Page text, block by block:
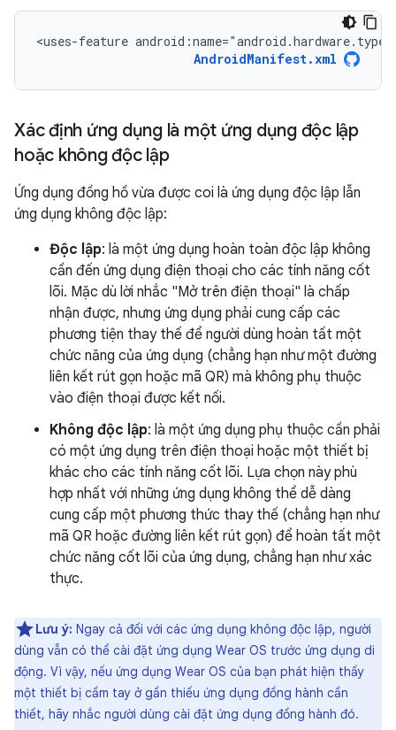
<uses-feature
AndroidManifest.xml
Xác định ứng dụng là một ứng dụng độc lập
hoặc không độc lập
Ứng dụng đồng hồ vừa được coi là ứng dụng độc lập lẫn
ứng dụng không độc lập:
Độc lập: là một ứng dụng hoàn toàn độc lập không
cần đến ứng dụng điện thoại cho các tính năng cốt
lõi. Mặc dù lời nhắc "Mở trên điện thoại" là chấp
nhận được, nhưng ứng dụng phải cung cấp các
phương tiện thay thế để người dùng hoàn tất một
chức năng của ứng dụng (chẳng hạn như một đường
liên kết rút gọn hoặc mã QR) mà không phụ thuộc
vào điện thoại được kết nối.
Không độc lập: là một ứng dụng phụ thuộc cần phải
có một ứng dụng trên điện thoại hoặc một thiết bị
khác cho các tính năng cốt lõi. Lựa chọn này phù
hợp nhất với những ứng dụng không thể dễ dàng
cung cấp một phương thức thay thế (chẳng hạn như
mã QR hoặc đường liên kết rút gọn) để hoàn tất một
chức năng cốt lõi của ứng dụng, chẳng hạn như xác
thực.
Lưu ý: Ngay cả đối với các ứng dụng không độc lập, người
dùng vẫn có thể cài đặt ứng dụng Wear OS trước ứng dụng di
động. Vì vậy, nếu ứng dụng Wear OS của bạn phát hiện thấy
một thiết bị cầm tay ở gần thiếu ứng dụng đồng hành cần
thiết, hãy nhắc người dùng cài đặt ứng dụng đồng hành đó.